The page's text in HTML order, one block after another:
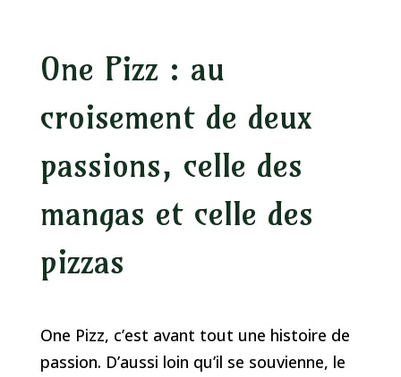
One Pizz : au
croisement de deux
passions, celle des
mangas et celle des
pizzas
One Pizz, c’est avant tout une histoire de
passion. D’aussi loin qu’il se souvienne, le